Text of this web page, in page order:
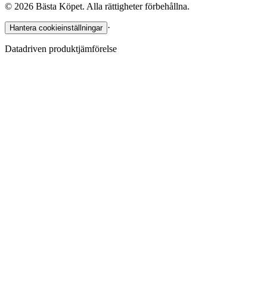
© 2026 Bästa Köpet. Alla rättigheter förbehållna.
Hantera cookieinställningar ·
Datadriven produktjämförelse